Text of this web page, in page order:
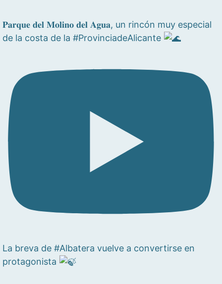
𝐏𝐚𝐫𝐪𝐮𝐞 𝐝𝐞𝐥 𝐌𝐨𝐥𝐢𝐧𝐨 𝐝𝐞𝐥 𝐀𝐠𝐮𝐚, un rincón muy especial
de la costa de la #ProvinciadeAlicante
La breva de #Albatera vuelve a convertirse en
protagonista